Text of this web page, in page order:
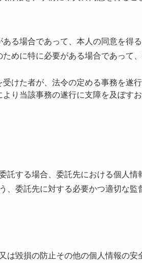
る場合であって、本人の同意を得
めに特に必要がある場合であって
けた者が、法令の定める事務を遂
り当該事務の遂行に支障を及ぼす
託する場合、委託先における個人
委託先に対する必要かつ適切な監
は毀損の防止その他の個人情報の